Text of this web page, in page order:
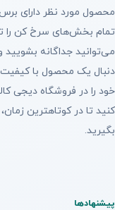
محصول مورد نظر دارای
تمام بخش‌های سرخ کن را
می‌توانید جداگانه
دنبال یک محصول با
خود را در فروشگاه دیجی
کنید تا در کوتاهترین
بگیرید.
پیشنهادها